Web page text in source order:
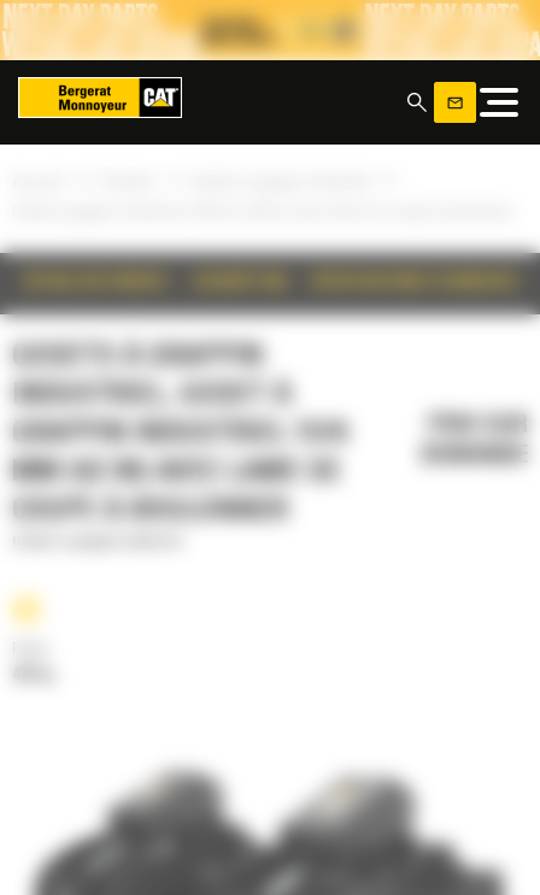
GODETS À GRAPPIN
INDUSTRIEL, GODET À
GRAPPIN INDUSTRIEL 1576
MM (62 IN) AVEC LAME DE
COUPE À BOULONNER
Panneau de gestion des cookies